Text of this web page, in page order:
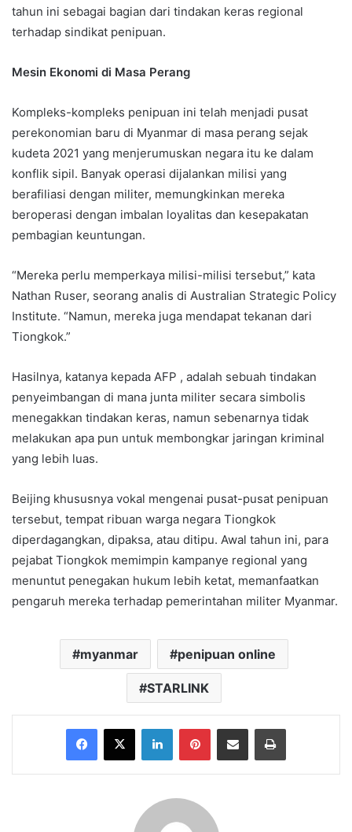
tahun ini sebagai bagian dari tindakan keras regional
terhadap sindikat penipuan.
Mesin Ekonomi di Masa Perang
Kompleks-kompleks penipuan ini telah menjadi pusat
perekonomian baru di Myanmar di masa perang sejak
kudeta 2021 yang menjerumuskan negara itu ke dalam
konflik sipil. Banyak operasi dijalankan milisi yang
berafiliasi dengan militer, memungkinkan mereka
beroperasi dengan imbalan loyalitas dan kesepakatan
pembagian keuntungan.
“Mereka perlu memperkaya milisi-milisi tersebut,” kata
Nathan Ruser, seorang analis di Australian Strategic Policy
Institute. “Namun, mereka juga mendapat tekanan dari
Tiongkok.”
Hasilnya, katanya kepada AFP , adalah sebuah tindakan
penyeimbangan di mana junta militer secara simbolis
menegakkan tindakan keras, namun sebenarnya tidak
melakukan apa pun untuk membongkar jaringan kriminal
yang lebih luas.
Beijing khususnya vokal mengenai pusat-pusat penipuan
tersebut, tempat ribuan warga negara Tiongkok
diperdagangkan, dipaksa, atau ditipu. Awal tahun ini, para
pejabat Tiongkok memimpin kampanye regional yang
menuntut penegakan hukum lebih ketat, memanfaatkan
pengaruh mereka terhadap pemerintahan militer Myanmar.
myanmar penipuan online
STARLINK
Facebook
X LinkedInPinterestShare via Email Print